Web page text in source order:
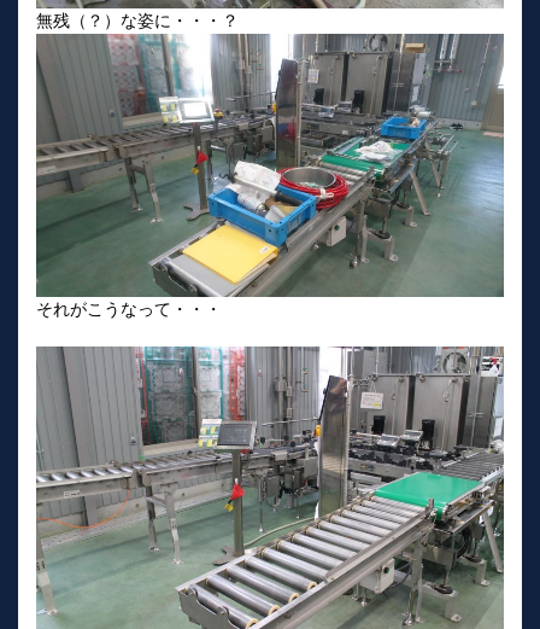
無残（？）な姿に・・・？
それがこうなって・・・